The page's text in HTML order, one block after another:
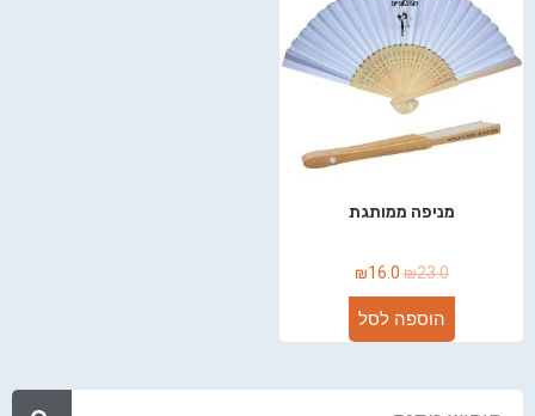
מניפה ממותגת
₪23.0
₪16.0
הוספה לסל